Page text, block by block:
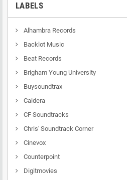
LABELS
Alhambra Records
Backlot Music
Beat Records
Brigham Young University
Buysoundtrax
Caldera
CF Soundtracks
Chris' Soundtrack Corner
Cinevox
Counterpoint
Digitmovies